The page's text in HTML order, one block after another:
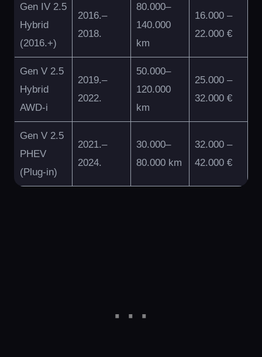
Gen IV 2.5
Hybrid
(2016.+)
2016.–
2018.
80.000–
140.000
km
16.000 –
22.000 €
Gen V 2.5
Hybrid
AWD-i
2019.–
2022.
50.000–
120.000
km
25.000 –
32.000 €
Gen V 2.5
PHEV
(Plug-in)
2021.–
2024.
30.000–
80.000 km
32.000 –
42.000 €